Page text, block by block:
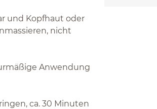
und Kopfhaut oder
nicht
Anwendung
ca. 30 Minuten